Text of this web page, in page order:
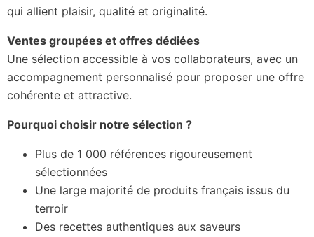
qui allient plaisir, qualité et originalité.
Ventes groupées et offres dédiées
Une sélection accessible à vos collaborateurs, avec un
accompagnement personnalisé pour proposer une offre
cohérente et attractive.
Pourquoi choisir notre sélection ?
Plus de 1 000 références rigoureusement
sélectionnées
Une large majorité de produits français issus du
terroir
Des recettes authentiques aux saveurs